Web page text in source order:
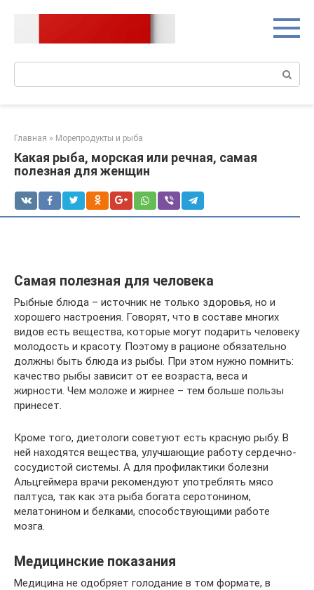
Главная » Морепродукты и рыба
Какая рыба, морская или речная, самая
полезная для женщин
Самая полезная для человека
Рыбные блюда – источник не только здоровья, но и
хорошего настроения. Говорят, что в составе многих
видов есть вещества, которые могут подарить человеку
молодость и красоту. Поэтому в рационе обязательно
должны быть блюда из рыбы. При этом нужно помнить:
качество рыбы зависит от ее возраста, веса и
жирности. Чем моложе и жирнее – тем больше пользы
принесет.
Кроме того, диетологи советуют есть красную рыбу. В
ней находятся вещества, улучшающие работу сердечно-
сосудистой системы. А для профилактики болезни
Альцгеймера врачи рекомендуют употреблять мясо
палтуса, так как эта рыба богата серотонином,
мелатонином и белками, способствующими работе
мозга.
Медицинские показания
Медицина не одобряет голодание в том формате, в